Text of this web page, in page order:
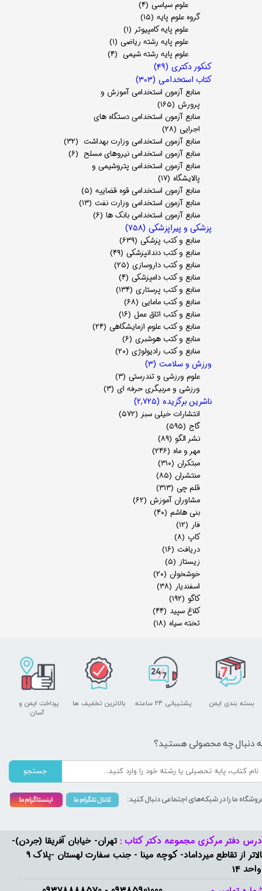
علوم سیاسی (۴)
گروه علوم پایه (۱۵)
علوم پایه کامپیوتر (۱)
علوم پایه رشته ریاضی (۱)
علوم پایه رشته شیمی (۴)
کنکور دکتری (۴۹)
کتاب استخدامی (۳۰۳)
منابع آزمون استخدامی آموزش و
پرورش (۱۶۵)
منابع آزمون استخدامی دستگاه های
اجرایی (۲۸)
منابع آزمون استخدامی وزارت بهداشت (۳۲)
منابع آزمون استخدامی نیروهای مسلح (۶)
منابع آزمون استخدامی پتروشیمی و
پالایشگاه (۱۷)
منابع آزمون استخدامی قوه قضاییه (۵)
منابع آزمون استخدامی وزارت نفت (۱۳)
منابع آزمون استخدامی بانک ها (۶)
پزشکی و پیراپزشکی (۷۵۸)
منابع و کتب پزشکی (۶۳۹)
منابع و کتب دندانپزشکی (۴۹)
منابع و کتب داروسازی (۲۵)
منابع و کتب دامپزشکی (۴)
منابع و کتب پرستاری (۱۳۴)
منابع و کتب مامایی (۶۸)
منابع و کتب اتاق عمل (۱۶)
منابع و کتب علوم ازمایشگاهی (۲۴)
منابع و کتب هوشبری (۶)
منابع و کتب رادیولوژی (۲۰)
ورزش و سلامت (۳)
علوم ورزشی و تندرستی (۳)
ورزشی و مربیگری حرفه ای (۳)
ناشرین برگزیده (۲,۷۲۵)
انتشارات خیلی سبز (۵۷۲)
گاج (۵۹۵)
نشر الگو (۸۹)
مهر و ماه (۲۴۶)
مبتکران (۳۱۰)
منتشران (۸۵)
قلم چی (۳۱۳)
مشاوران آموزش (۶۲)
بنی هاشم (۴۰)
فار (۱۲)
کاپ (۸)
دریافت (۱۶)
زیستاز (۵)
خوشخوان (۲۰)
اسفندیار (۳۸)
کاگو (۱۹۲)
کلاغ سپید (۴۴)
تخته سیاه (۱۸)
دفتر مرکزی مجموعه دکتر کتاب : تهران- خیابان آفریقا (جردن)-
بالاتر از تقاطع میرداماد- کوچه مینا - جنب سفارت لهستان -پلاک 9
14
پشتیبانی ۲۴ ساعته
پرداخت ایمن و ​​​​​​​
آسان
بسته بندی ایمن بالاترین تخفیف ها
دنبال چه محصولی هستید؟
جستجو
ما را در شبکه‌های اجتماعی دنبال کنید: